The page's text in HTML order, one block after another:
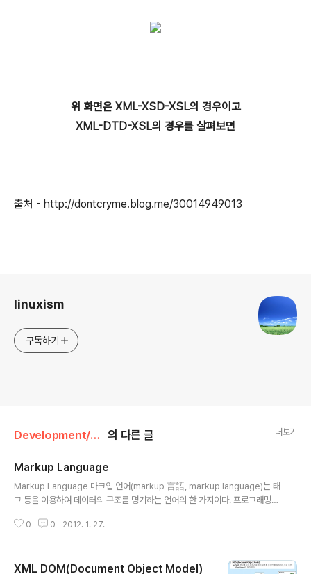
위 화면은 XML-XSD-XSL의 경우이고
XML-DTD-XSL의 경우를 살펴보면
출처 - http://dontcryme.blog.me/30014949013
linuxism
구독하기
Development/XML 의 다른 글 더보기
Markup Language
Markup Language 마크업 언어(markup 言語, markup language)는 태
그 등을 이용하여 데이터의 구조를 명기하는 언어의 한 가지이다. 프로그래밍
한 것도 있기 때문에 명확하게 구분되지는 않는다. 마크업은 그 파일이 프린터
치에 삽입되는 일련의 문자들이나 기호들을 말한다. 마크업에 사용되는 표지를
0 0 2012. 1. 27.
XML DOM(Document Object Model)